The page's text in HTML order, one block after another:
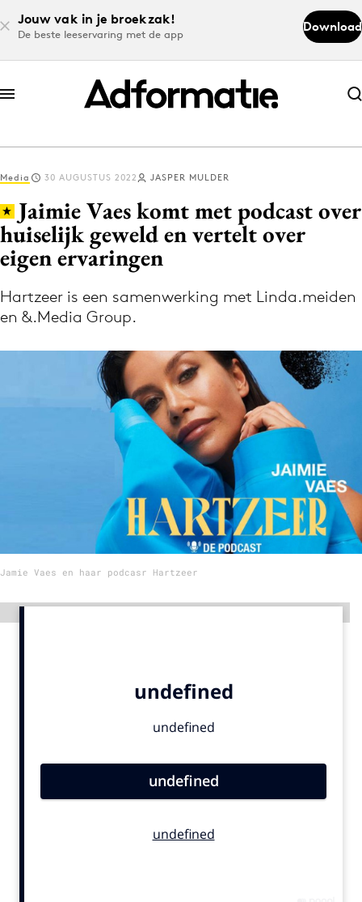
Jouw vak in je broekzak!
De beste leeservaring met de app
Download
Abonneer nu
Abonneer nu
Log in
Volg het laatste nieuws via de Adformatie
Nieuws app
12 nov: MarketingLive!
Events
Opleidingen
Vacatures
Campagnes
Media 30 AUGUSTUS 2022 JASPER MULDER
Jaimie Vaes komt met podcast over
huiselijk geweld en vertelt over
eigen ervaringen
Hartzeer is een samenwerking met Linda.meiden
en &.Media Group.
Jamie Vaes en haar podcasr Hartzeer